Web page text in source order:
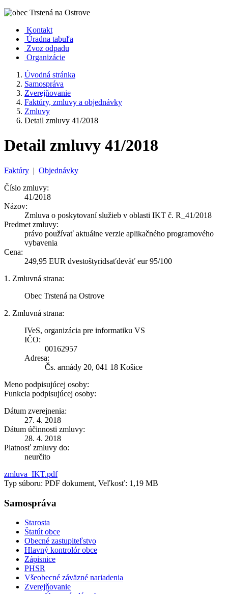
Kontakt
Úradna tabuľa
Zvoz odpadu
Organizácie
Úvodná stránka
Samospráva
Zverejňovanie
Faktúry, zmluvy a objednávky
Zmluvy
Detail zmluvy 41/2018
Detail zmluvy 41/2018
Faktúry | Objednávky
Číslo zmluvy:
41/2018
Názov:
Zmluva o poskytovaní služieb v oblasti IKT č. R_41/2018
Predmet zmluvy:
právo používať aktuálne verzie aplikačného programového
vybavenia
Cena:
249,95 EUR dvestoštyridsaťdeväť eur 95/100
1. Zmluvná strana:
Obec Trstená na Ostrove
2. Zmluvná strana:
IVeS, organizácia pre informatiku VS
IČO:
00162957
Adresa:
Čs. armády 20, 041 18 Košice
Meno podpisujúcej osoby:
Funkcia podpisujúcej osoby:
Dátum zverejnenia:
27. 4. 2018
Dátum účinnosti zmluvy:
28. 4. 2018
Platnosť zmluvy do:
neurčito
zmluva_IKT.pdf
Typ súboru: PDF dokument, Veľkosť: 1,19 MB
Samospráva
Starosta
Štatút obce
Obecné zastupiteľstvo
Hlavný kontrolór obce
Zápisnice
PHSR
Všeobecné záväzné nariadenia
Zverejňovanie